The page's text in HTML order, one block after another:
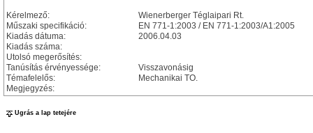
Kérelmező:
Wienerberger Téglaipari Rt.
Műszaki specifikáció:
EN 771-1:2003 / EN 771-1:2003/A1:2005
Kiadás dátuma:
2006.04.03
Kiadás száma:
Utolsó megerősítés:
Tanúsítás érvényessége:
Visszavonásig
Témafelelős:
Mechanikai TO.
Megjegyzés:
Ugrás a lap tetejére